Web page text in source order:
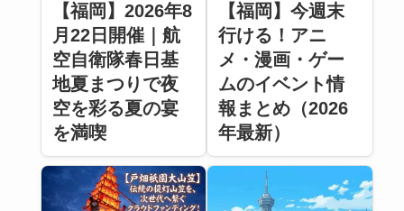
【福岡】2026年8
月22日開催｜航
空自衛隊春日基
地夏まつりで夜
空を彩る夏の宴
を満喫
【福岡】今週末
行ける！アニ
メ・漫画・ゲー
ムのイベント情
報まとめ（2026
年最新）